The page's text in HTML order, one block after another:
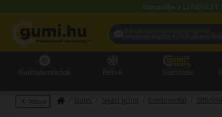
Használja a
Vissza Gumi Nyári gumi Continental 205/